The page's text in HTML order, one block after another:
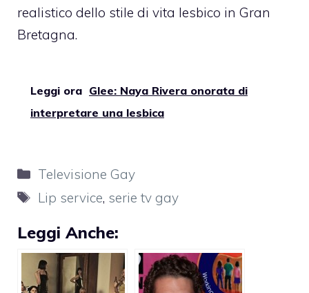
realistico dello stile di vita lesbico in Gran
Bretagna.
Leggi ora Glee: Naya Rivera onorata di
interpretare una lesbica
Categorie
Televisione Gay
Tag
Lip service, serie tv gay
Leggi Anche: